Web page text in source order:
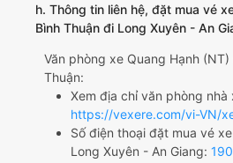
h. Thông tin liên hệ, đặt mua vé
Bình Thuận đi Long Xuyên - An
Văn phòng xe Quang Hạnh
Thuận:
Xem địa chỉ văn phòng nhà
https://vexere.com/vi-VN/
Số điện thoại đặt mua vé
Long Xuyên - An Giang: